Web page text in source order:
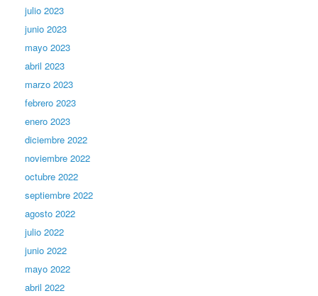
julio 2023
junio 2023
mayo 2023
abril 2023
marzo 2023
febrero 2023
enero 2023
diciembre 2022
noviembre 2022
octubre 2022
septiembre 2022
agosto 2022
julio 2022
junio 2022
mayo 2022
abril 2022